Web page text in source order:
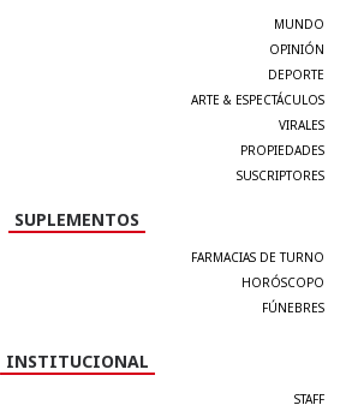
MUNDO
OPINIÓN
DEPORTE
ARTE & ESPECTÁCULOS
VIRALES
PROPIEDADES
SUSCRIPTORES
SUPLEMENTOS
FARMACIAS DE TURNO
HORÓSCOPO
FÚNEBRES
INSTITUCIONAL
STAFF